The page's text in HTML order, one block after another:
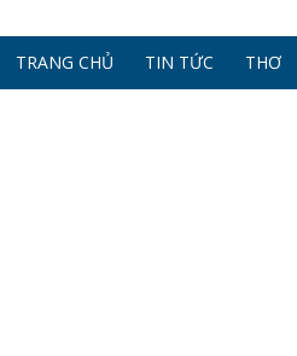
TRANG CHỦ TIN TỨC THƠ